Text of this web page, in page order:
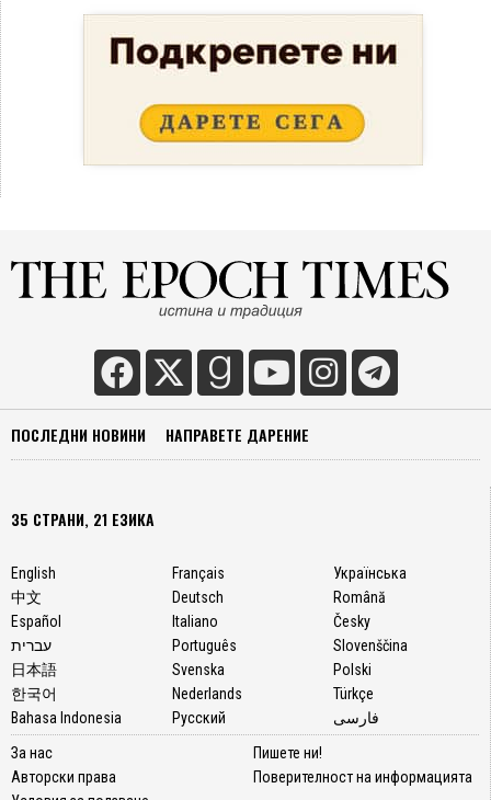
ПОСЛЕДНИ НОВИНИ НАПРАВЕТЕ ДАРЕНИЕ
35 СТРАНИ, 21 ЕЗИКА
English
中文
Español
עברית
日本語
한국어
Bahasa Indonesia
Français
Deutsch
Italiano
Português
Svenska
Nederlands
Русский
Українська
Română
Česky
Slovenščina
Polski
Türkçe
فارسی
За нас
Авторски права
Пишете ни!
Поверителност на информацията